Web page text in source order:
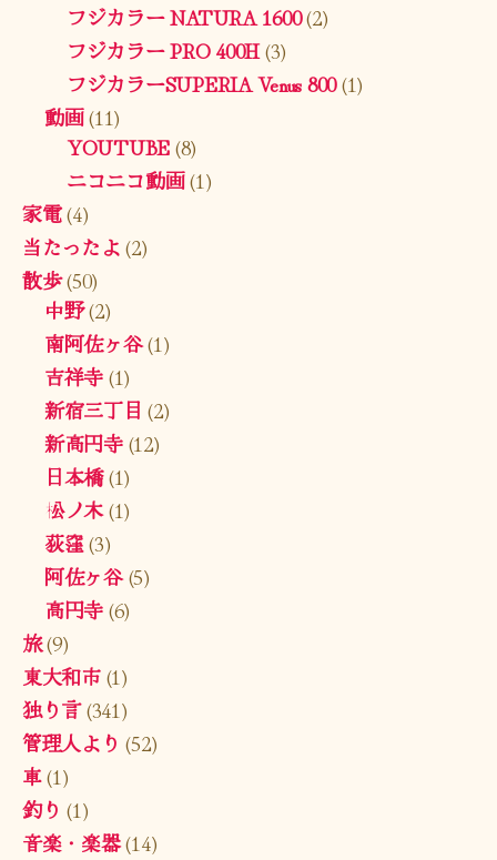
フジカラー NATURA 1600(2)
フジカラー PRO 400H(3)
フジカラーSUPERIA Venus 800(1)
動画(11)
YOUTUBE(8)
ニコニコ動画(1)
家電(4)
当たったよ(2)
散歩(50)
中野(2)
南阿佐ヶ谷(1)
吉祥寺(1)
新宿三丁目 (2)
新高円寺(12)
日本橋(1)
松ノ木(1)
荻窪(3)
阿佐ヶ谷(5)
高円寺(6)
旅(9)
東大和市(1)
独り言(341)
管理人より (52)
車(1)
釣り (1)
音楽・楽器(14)